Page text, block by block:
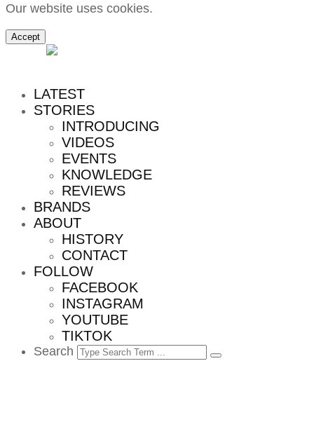
Our website uses cookies.
Accept
LATEST
STORIES
INTRODUCING
VIDEOS
EVENTS
KNOWLEDGE
REVIEWS
BRANDS
ABOUT
HISTORY
CONTACT
FOLLOW
FACEBOOK
INSTAGRAM
YOUTUBE
TIKTOK
Search